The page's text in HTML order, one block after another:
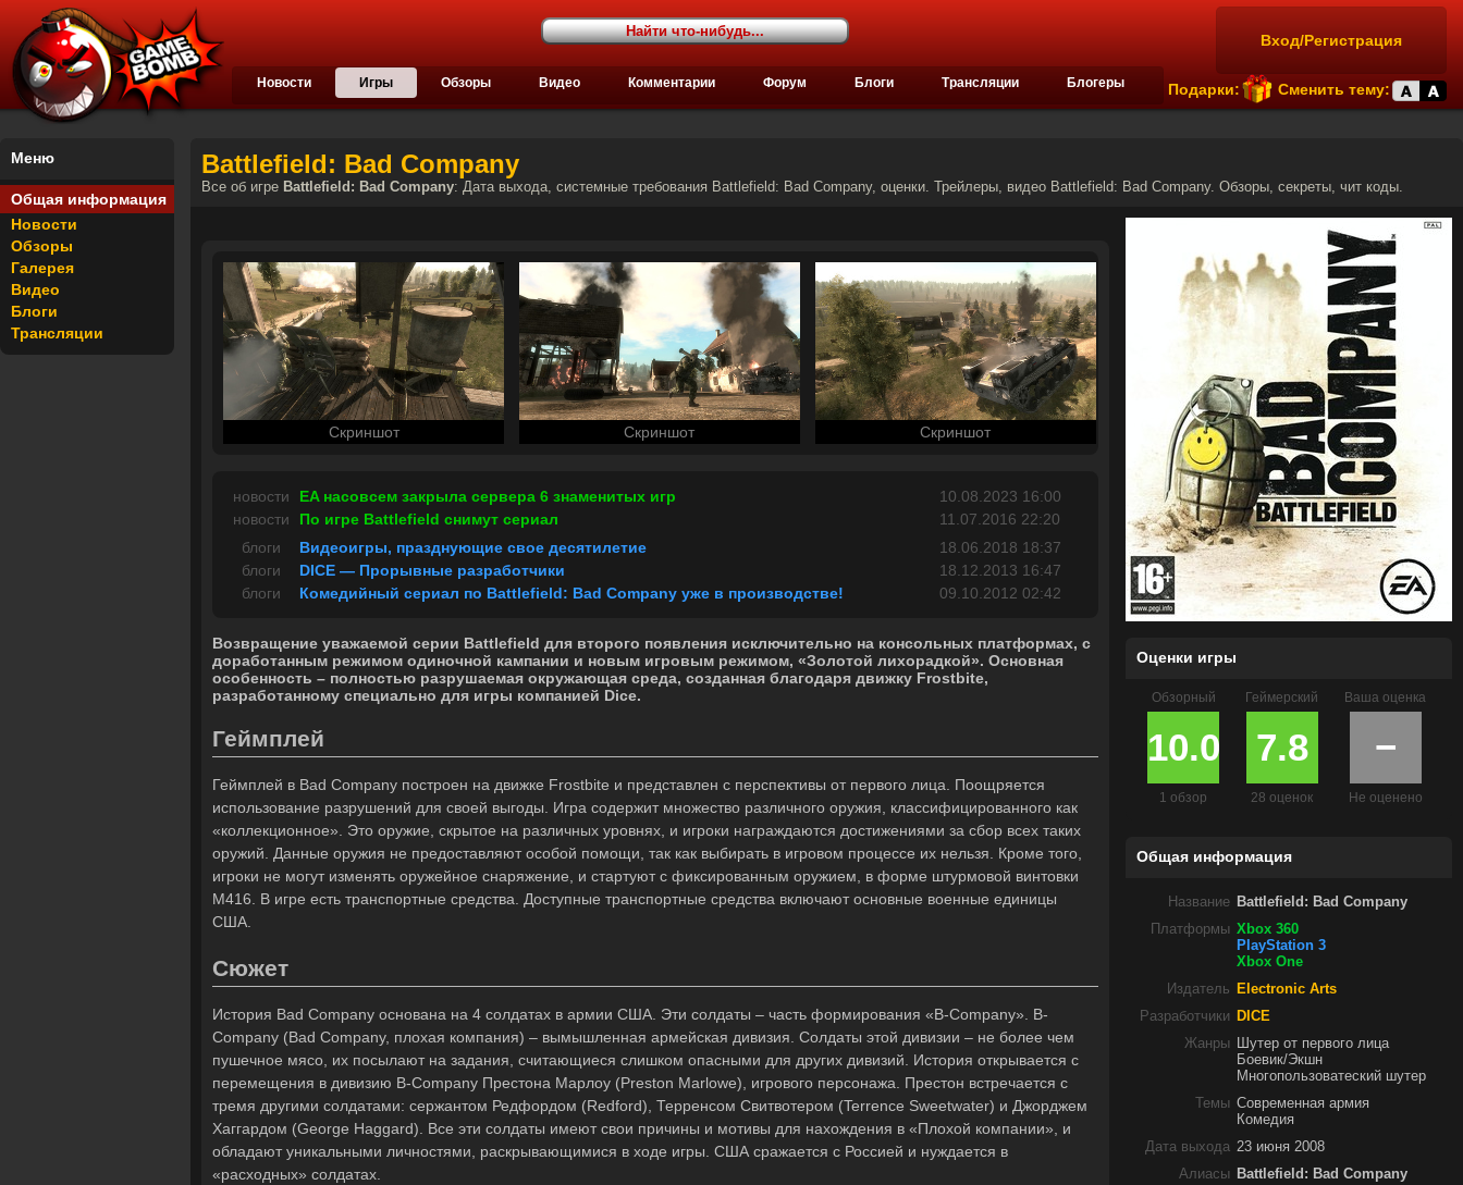
Вход/Регистрация
Подарки: Сменить тему:
Новости Игры Обзоры Видео Комментарии Форум Блоги Трансляции Блогеры
Меню
Общая информация
Новости
Обзоры
Галерея
Видео
Блоги
Трансляции
Battlefield: Bad Company
Все об игре Battlefield: Bad Company: Дата выхода, системные требования Battlefield: Bad Company, оценки. Трейлеры, видео Battlefield: Bad Company. Обзоры, секреты, чит коды.
Скриншот Скриншот Скриншот
новости EA насовсем закрыла сервера 6 знаменитых игр
10.08.2023 16:00
новости
По игре Battlefield снимут сериал
11.07.2016 22:20
блоги
Видеоигры, празднующие свое десятилетие
18.06.2018 18:37
блоги
DICE — Прорывные разработчики
18.12.2013 16:47
блоги
Комедийный сериал по Battlefield: Bad Company уже в производстве! 09.10.2012 02:42
Возвращение уважаемой серии Battlefield для второго появления исключительно на консольных платформах, с
доработанным режимом одиночной кампании и новым игровым режимом, «Золотой лихорадкой». Основная
особенность – полностью разрушаемая окружающая среда, созданная благодаря движку Frostbite,
разработанному специально для игры компанией Dice.
Геймплей
Геймплей в Bad Company построен на движке Frostbite и представлен с перспективы от первого лица. Поощряется
использование разрушений для своей выгоды. Игра содержит множество различного оружия, классифицированного как
«коллекционное». Это оружие, скрытое на различных уровнях, и игроки награждаются достижениями за сбор всех таких
оружий. Данные оружия не предоставляют особой помощи, так как выбирать в игровом процессе их нельзя. Кроме того,
игроки не могут изменять оружейное снаряжение, и стартуют с фиксированным оружием, в форме штурмовой винтовки
M416. В игре есть транспортные средства. Доступные транспортные средства включают основные военные единицы
США.
Сюжет
История Bad Company основана на 4 солдатах в армии США. Эти солдаты – часть формирования «B-Company». B-
Company (Bad Company, плохая компания) – вымышленная армейская дивизия. Солдаты этой дивизии – не более чем
пушечное мясо, их посылают на задания, считающиеся слишком опасными для других дивизий. История открывается с
перемещения в дивизию B-Company Престона Марлоу (Preston Marlowe), игрового персонажа. Престон встречается с
тремя другими солдатами: сержантом Редфордом (Redford), Терренсом Свитвотером (Terrence Sweetwater) и Джорджем
Хаггардом (George Haggard). Все эти солдаты имеют свои причины и мотивы для нахождения в «Плохой компании», и
обладают уникальными личностями, раскрывающимися в ходе игры. США сражается с Россией и нуждается в
«расходных» солдатах.
Оценки игры
Обзорный
10.0
1 обзор
Геймерский
7.8
28 оценок
Ваша оценка
−
Не оценено
Общая информация
Название Battlefield: Bad Company
Платформы Xbox 360
PlayStation 3
Xbox One
Издатель
Electronic Arts
Разработчики
DICE
Жанры Шутер от первого лица
Боевик/Экшн
Многопользоватеский шутер
Темы Современная армия
Комедия
Дата выхода 23 июня 2008
Алиасы Battlefield: Bad Company